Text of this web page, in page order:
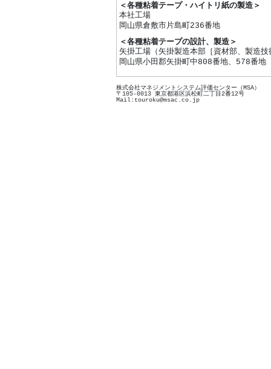
＜各種粘着テープ・ハイトリ紙の製造＞
本社工場
岡山県倉敷市片島町236番地
＜各種粘着テープの設計、製造＞
矢掛工場（矢掛製造本部［資材部、製造
岡山県小田郡矢掛町中808番地、578番地
株式会社マネジメントシステム評価センター（MSA）
〒105-0013 東京都港区浜松町二丁目2番12号
Mail:touroku@msac.co.jp